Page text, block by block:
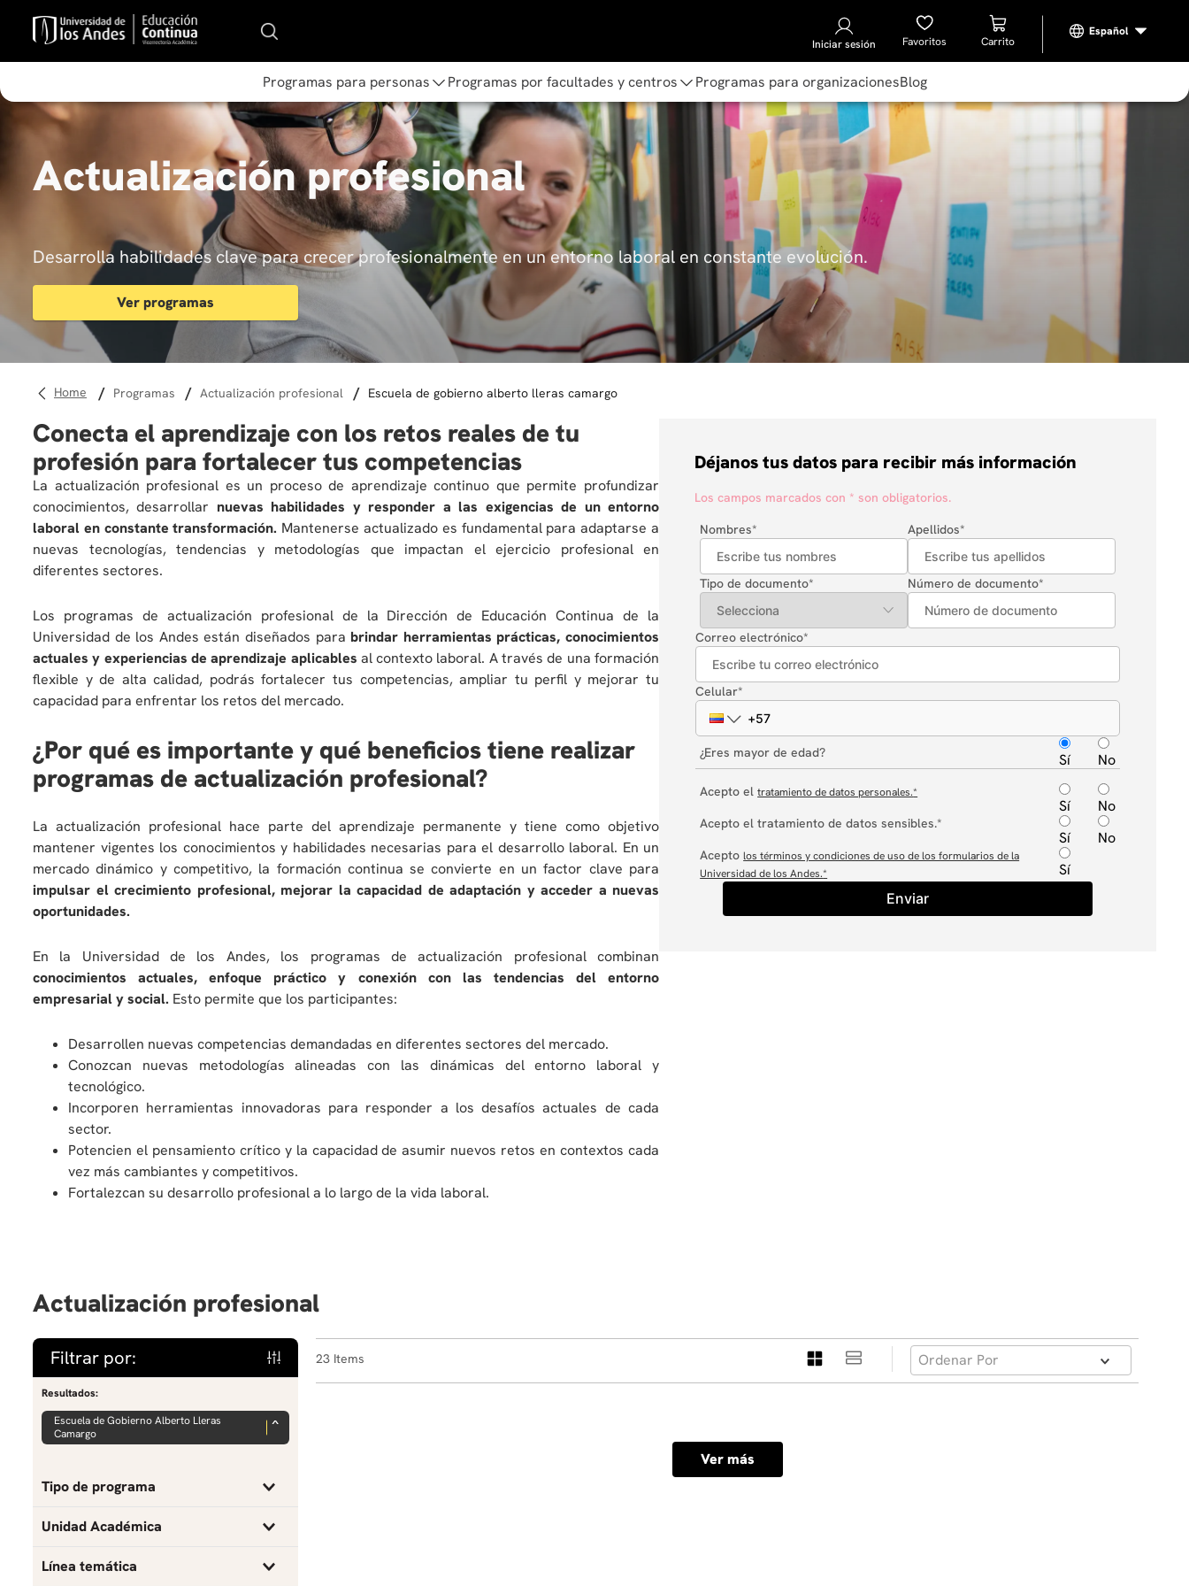
Iniciar sesión Favoritos
Programas para personas Programas por facultades y centros Programas para organizacionesBlog
Actualización profesional
Desarrolla habilidades clave para crecer profesionalmente en un entorno laboral en constante evolución.
Ver programas
programas actualización profesional escuela de gobierno alberto lleras camargo
Conecta el aprendizaje con los retos reales de tu
profesión para fortalecer tus competencias
La actualización profesional es un proceso de aprendizaje continuo que permite profundizar
conocimientos, desarrollar nuevas habilidades y responder a las exigencias de un entorno
laboral en constante transformación. Mantenerse actualizado es fundamental para adaptarse a
nuevas tecnologías, tendencias y metodologías que impactan el ejercicio profesional en
diferentes sectores.
Los programas de actualización profesional de la Dirección de Educación Continua de la
Universidad de los Andes están diseñados para brindar herramientas prácticas, conocimientos
actuales y experiencias de aprendizaje aplicables al contexto laboral. A través de una formación
flexible y de alta calidad, podrás fortalecer tus competencias, ampliar tu perfil y mejorar tu
capacidad para enfrentar los retos del mercado.
¿Por qué es importante y qué beneficios tiene realizar
programas de actualización profesional?
La actualización profesional hace parte del aprendizaje permanente y tiene como objetivo
mantener vigentes los conocimientos y habilidades necesarias para el desarrollo laboral. En un
mercado dinámico y competitivo, la formación continua se convierte en un factor clave para
impulsar el crecimiento profesional, mejorar la capacidad de adaptación y acceder a nuevas
oportunidades.
En la Universidad de los Andes, los programas de actualización profesional combinan
conocimientos actuales, enfoque práctico y conexión con las tendencias del entorno
empresarial y social. Esto permite que los participantes:
Desarrollen nuevas competencias demandadas en diferentes sectores del mercado.
Conozcan nuevas metodologías alineadas con las dinámicas del entorno laboral y
tecnológico.
Incorporen herramientas innovadoras para responder a los desafíos actuales de cada
sector.
Potencien el pensamiento crítico y la capacidad de asumir nuevos retos en contextos cada
vez más cambiantes y competitivos.
Fortalezcan su desarrollo profesional a lo largo de la vida laboral.
Déjanos tus datos para recibir más información
Los campos marcados con * son obligatorios.
Nombres* Apellidos*
Tipo de documento* Número de documento*
Correo electrónico*
Celular*
¿Eres mayor de edad? Sí No
Acepto eltratamiento de datos personales.*
Sí No
Acepto el tratamiento de datos sensibles.*
Sí No
Aceptolos términos y condiciones de uso de los formularios de la
Universidad de los Andes.* Sí
Enviar
Actualización profesional
Filtrar por:
Resultados:
Escuela de Gobierno Alberto Lleras
Camargo
Tipo de programa
Unidad Académica
Línea temática
23 Ordenar Por
Ver más